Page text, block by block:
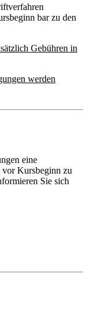
bar zu den
Gebühren in
werden
eine
Kursbeginn zu
Sie sich